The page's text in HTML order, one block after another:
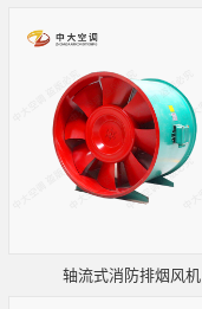
轴流式消防排烟风机